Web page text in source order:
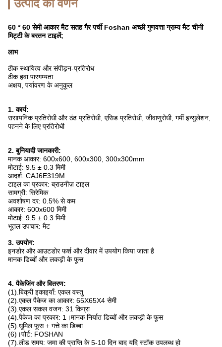
उत्पाद का वर्णन
60 * 60 सेमी आकार मैट सतह गैर पर्ची Foshan अच्छी गुणवत्ता ग्राम्य मैट चीनी
मिट्टी के बरतन टाइलें;
लाभ
ठीक स्थायित्व और संपीड़न-प्रतिरोध
ठीक हवा पारगम्यता
अक्षय, पर्यावरण के अनुकूल
1. कार्य:
रासायनिक प्रतिरोधी और ठंढ प्रतिरोधी, एसिड प्रतिरोधी, जीवाणुरोधी, गर्मी इन्सुलेशन,
पहनने के लिए प्रतिरोधी
2. बुनियादी जानकारी:
मानक आकार: 600x600, 600x300, 300x300mm
मोटाई: 9.5 ± 0.3 मिमी
आदर्श: CAJ6E319M
टाइल का प्रकार: ब्राउनीज़ टाइल
सामग्री: सिरेमिक
अवशोषण दर: 0.5% से कम
आकार: 600x600 मिमी
मोटाई: 9.5 ± 0.3 मिमी
भूतल उपचार: मैट
3. उपयोग:
इनडोर और आउटडोर फर्श और दीवार में उपयोग किया जाता है
मानक डिब्बों और लकड़ी के फूस
4. पैकेजिंग और वितरण:
(1).बिक्री इकाइयाँ: एकल वस्तु
(2).एकल पैकेज का आकार: 65X65X4 सेमी
(3).एकल सकल वजन: 31 किग्रा
(4).पैकेज का प्रकार: 1।मानक निर्यात डिब्बों और लकड़ी के फूस
(5).धूमिल फूस + गत्ते का डिब्बा
(6)।पोर्ट: FOSHAN
(7).लीड समय: जमा की प्राप्ति के 5-10 दिन बाद यदि स्टॉक उपलब्ध हो